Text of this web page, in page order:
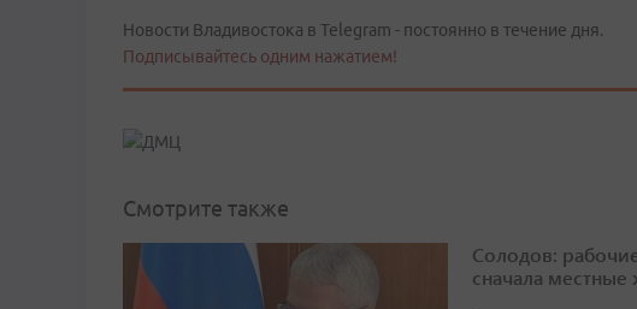
Новости Владивостока в Telegram - постоянно в течение дня.
Подписывайтесь одним нажатием!
Смотрите также
Солодов:
сначала местные